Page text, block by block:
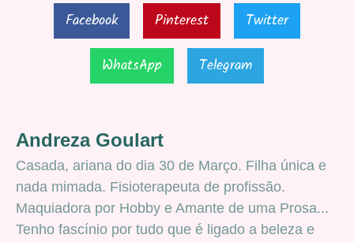
Facebook
Pinterest
Twitter
WhatsApp
Telegram
Andreza Goulart
Casada, ariana do dia 30 de Março. Filha única e
nada mimada. Fisioterapeuta de profissão.
Maquiadora por Hobby e Amante de uma Prosa...
Tenho fascínio por tudo que é ligado a beleza e